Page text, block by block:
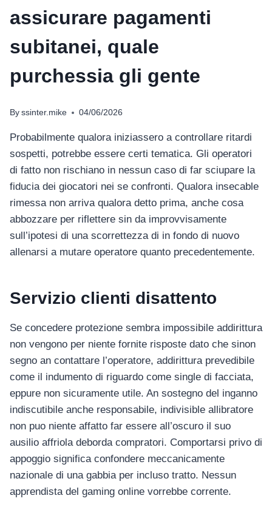
assicurare pagamenti
subitanei, quale
purchessia gli gente
By ssinter.mike 04/06/2026
Probabilmente qualora iniziassero a controllare ritardi
sospetti, potrebbe essere certi tematica. Gli operatori
di fatto non rischiano in nessun caso di far sciupare la
fiducia dei giocatori nei se confronti. Qualora insecable
rimessa non arriva qualora detto prima, anche cosa
abbozzare per riflettere sin da improvvisamente
sull’ipotesi di una scorrettezza di in fondo di nuovo
allenarsi a mutare operatore quanto precedentemente.
Servizio clienti disattento
Se concedere protezione sembra impossibile addirittura
non vengono per niente fornite risposte dato che sinon
segno an contattare l’operatore, addirittura prevedibile
come il indumento di riguardo come single di facciata,
eppure non sicuramente utile. An sostegno del inganno
indiscutibile anche responsabile, indivisible allibratore
non puo niente affatto far essere all’oscuro il suo
ausilio affriola deborda compratori. Comportarsi privo di
appoggio significa confondere meccanicamente
nazionale di una gabbia per incluso tratto. Nessun
apprendista del gaming online vorrebbe corrente.